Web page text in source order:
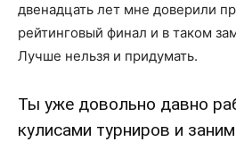
двенадцать лет мне доверили
рейтинговый финал и в таком
Лучше нельзя и придумать.
Ты уже довольно давно
кулисами турниров и